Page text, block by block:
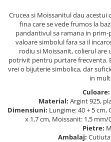
Crucea si Moissanitul dau
fina care se vede frumos la
pandantivul sa ramana in
valoare simbolul fara sa il
rodiu si Moissanit, colierul are
potrivit pentru purtare frecventa.
vrei o bijuterie simbolica, dar
in
Culoare:
Material: Argint 925,
Dimensiuni: Lungime: 40 + 5 cm,
x 1,7 cm, Moissanit: 1,5
Pietre:
Ambalaj: